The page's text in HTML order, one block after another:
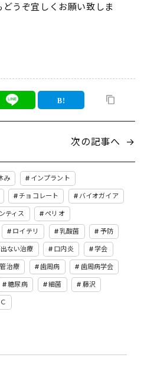
うぞ宜しくお願い致しま
次の記事へ →
み インプラント
チョコレート バイオガイア
ティス ペリオ
ロイテリ 乳酸菌 予防
ない治療 口内炎 学会
治療 歯周病 歯周病学会
糖尿病 細菌 藤沢